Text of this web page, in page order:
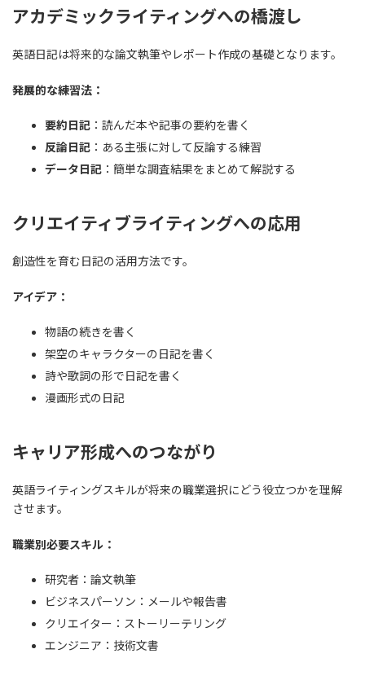
アカデミックライティングへの橋渡し
英語日記は将来的な論文執筆やレポート作成の基礎となります。
発展的な練習法：
要約日記 ：読んだ本や記事の要約を書く
反論日記 ：ある主張に対して反論する練習
データ日記 ：簡単な調査結果をまとめて解説する
クリエイティブライティングへの応用
創造性を育む日記の活用方法です。
アイデア：
物語の続きを書く
架空のキャラクターの日記を書く
詩や歌詞の形で日記を書く
漫画形式の日記
キャリア形成へのつながり
英語ライティングスキルが将来の職業選択にどう役立つかを理解
させます。
職業別必要スキル：
研究者：論文執筆
ビジネスパーソン：メールや報告書
クリエイター：ストーリーテリング
エンジニア：技術文書